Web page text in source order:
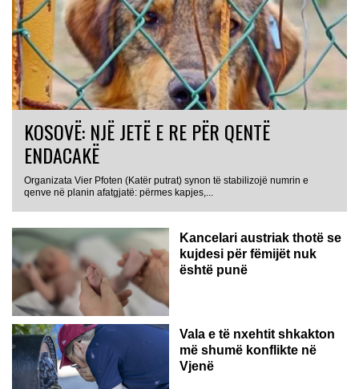
KOSOVË: NJË JETË E RE PËR QENTË
ENDACAKË
Organizata Vier Pfoten (Katër putrat) synon të stabilizojë numrin e
qenve në planin afatgjatë: përmes kapjes,...
Kancelari austriak thotë se
kujdesi për fëmijët nuk
është punë
Vala e të nxehtit shkakton
më shumë konflikte në
Vjenë